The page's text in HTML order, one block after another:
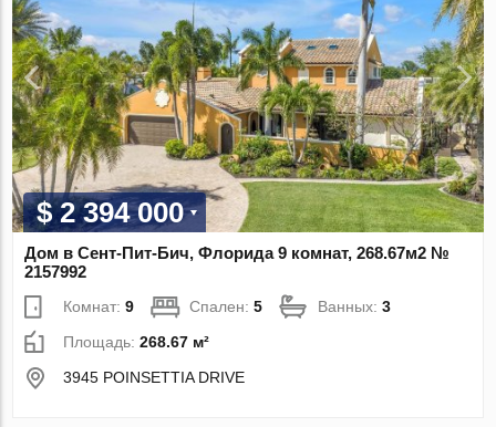
$ 2 394 000
Дом в Сент-Пит-Бич, Флорида 9 комнат, 268.67м2 №
2157992
Комнат:9 Спален:5 Ванных:3
Площадь:268.67 м²
3945 POINSETTIA DRIVE